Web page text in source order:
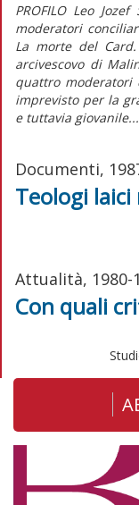
PROFILO Leo
moderatori
La morte del Card.
arcivescovo di
quattro moderatori
imprevisto per la
e tuttavia giovanile...
Documenti,
Teologi
Attualità, 1980-
Con quali